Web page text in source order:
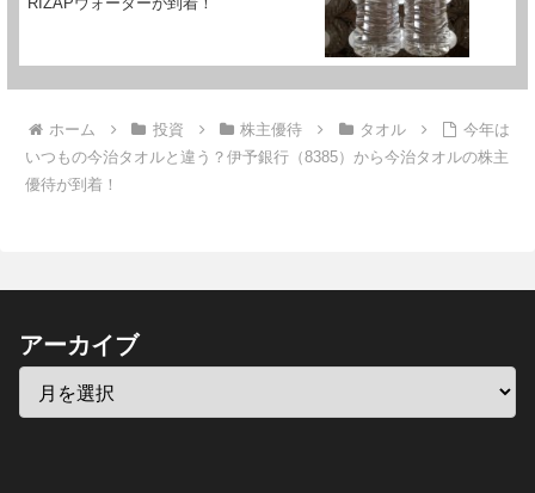
ホーム 投資 株主優待 タオル
今年は
いつもの今治タオルと違う？伊予銀行（8385）から今治タオルの株主
優待が到着！
アーカイブ